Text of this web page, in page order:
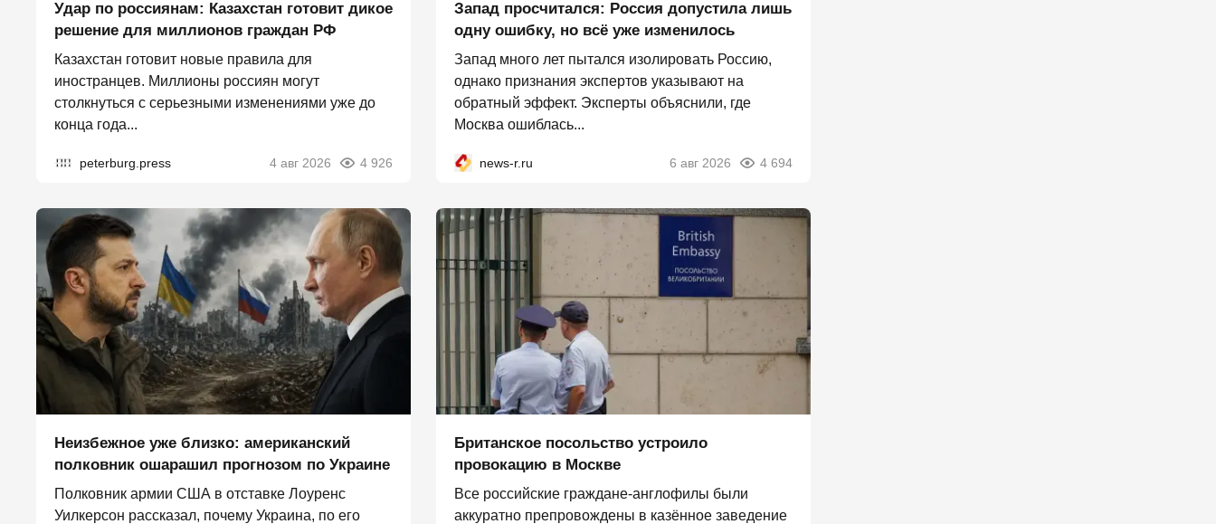
Удар по россиянам: Казахстан готовит дикое
решение для миллионов граждан РФ
Казахстан готовит новые правила для
иностранцев. Миллионы россиян могут
столкнуться с серьезными изменениями уже до
конца года...
peterburg.press 4 авг 2026 4 926
Запад просчитался: Россия допустила лишь
одну ошибку, но всё уже изменилось
Запад много лет пытался изолировать Россию,
однако признания экспертов указывают на
обратный эффект. Эксперты объяснили, где
Москва ошиблась...
news-r.ru 6 авг 2026 4 694
Неизбежное уже близко: американский
полковник ошарашил прогнозом по Украине
Полковник армии США в отставке Лоуренс
Уилкерсон рассказал, почему Украина, по его
Британское посольство устроило
провокацию в Москве
Все российские граждане-англофилы были
аккуратно препровождены в казённое заведение